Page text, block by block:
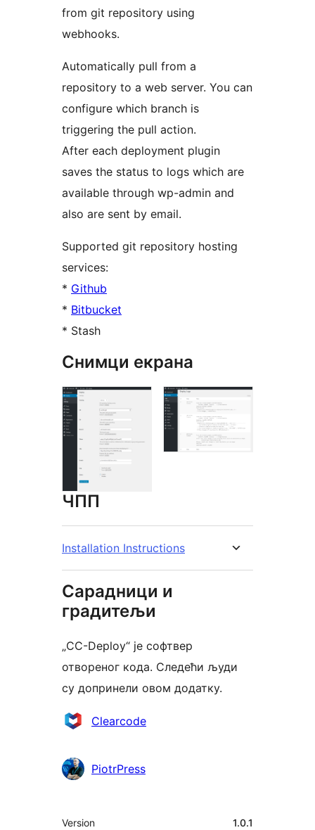
from git repository using
webhooks.
Automatically pull from a
repository to a web server. You can
configure which branch is
triggering the pull action.
After each deployment plugin
saves the status to logs which are
available through wp-admin and
also are sent by email.
Supported git repository hosting
services:
* Github
* Bitbucket
* Stash
Снимци екрана
ЧПП
Installation Instructions
Сарадници и
градитељи
„CC-Deploy“ је софтвер
отвореног кода. Следећи људи
су допринели овом додатку.
Сарадници
Clearcode
PiotrPress
Мета
Version 1.0.1